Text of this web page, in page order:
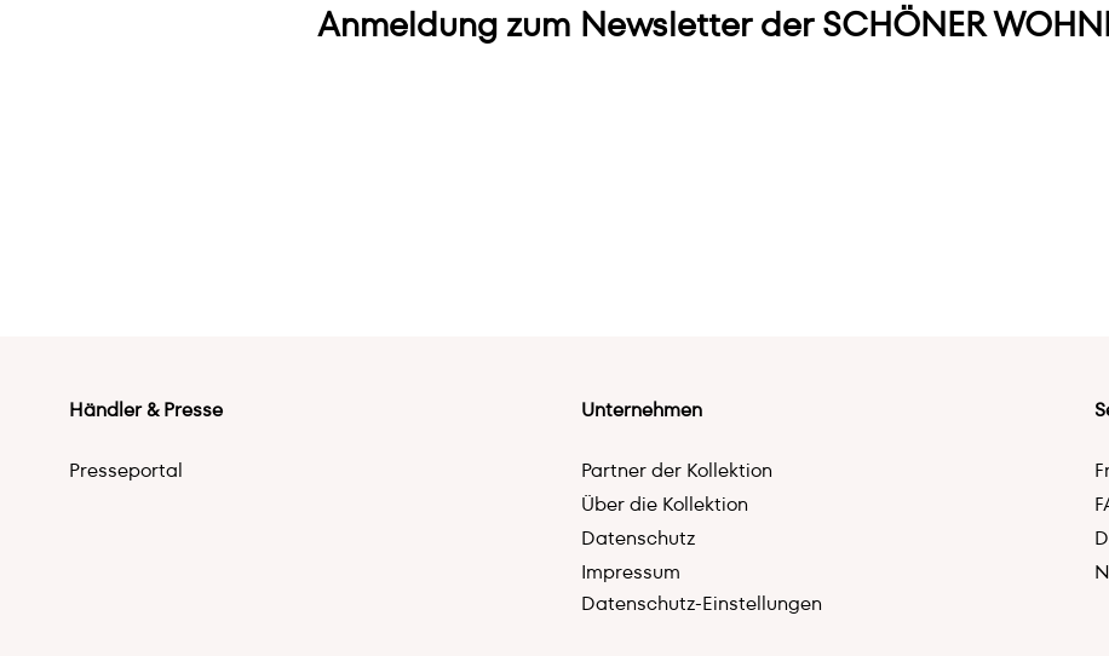
Anmeldung zum Newsletter der SCHÖNER
Händler & Presse
Presseportal
Unternehmen
Partner der Kollektion
Über die Kollektion
Datenschutz
Impressum
Datenschutz-Einstellungen